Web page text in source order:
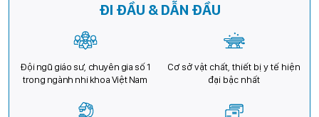
ĐI ĐẦU & DẪN ĐẦU
Đội ngũ giáo sư, chuyên gia số 1
trong ngành nhi khoa Việt Nam
Cơ sở vật chất, thiết bị y tế hiện
đại bậc nhất